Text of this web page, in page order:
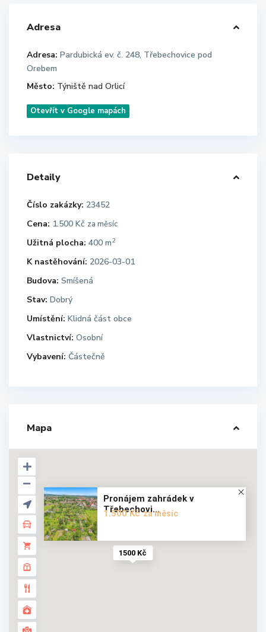
Adresa
Adresa: Pardubická ev. č. 248, Třebechovice pod
Orebem
Město: Týniště nad Orlicí
Otevřít v Google mapách
Detaily
Číslo zakázky: 23452
Cena: 1.500 Kč za měsíc
Užitná plocha: 400 m2
K nastěhování: 2026-03-01
Budova: Smíšená
Stav: Dobrý
Umístění: Klidná část obce
Vlastnictví: Osobní
Vybavení: Částečně
Mapa
1500 Kč
Pronájem zahrádek v
Třebechovi...
1.500 Kč za měsíc